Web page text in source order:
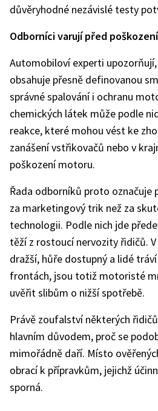
důvěryhodné nezávislé testy
Odborníci varují před
Automobiloví experti
obsahuje přesně definovanou
správné spalování i ochranu
chemických látek může podle
reakce, které mohou vést ke
zanášení vstřikovačů nebo v
poškození motoru.
Řada odborníků proto označuje
za marketingový trik než za
technologii. Podle nich jde
těží z rostoucí nervozity řidičů.
dražší, hůře dostupný a lidé
frontách, jsou totiž motoristé
uvěřit slibům o nižší spotřebě.
Právě zoufalství některých
hlavním důvodem, proč se
mimořádně daří. Místo
obrací k přípravkům, jejichž
sporná.